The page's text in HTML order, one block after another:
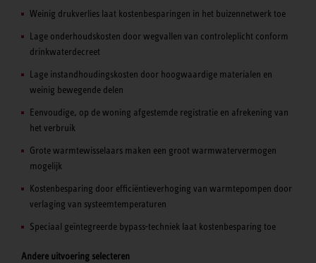
Weinig drukverlies laat kostenbesparingen in het buizennetwerk toe
Lage onderhoudskosten door wegvallen van controleplicht conform
drinkwaterdecreet
Lage instandhoudingskosten door hoogwaardige materialen en
weinig bewegende delen
Eenvoudige, op de woning afgestemde registratie en afrekening van
het verbruik
Grote warmtewisselaars maken een groot warmwatervermogen
mogelijk
Kostenbesparing door efficiëntieverhoging van warmtepompen door
verlaging van systeemtemperaturen
Speciaal geïntegreerde bypass-techniek laat kostenbesparing toe
Andere uitvoering selecteren